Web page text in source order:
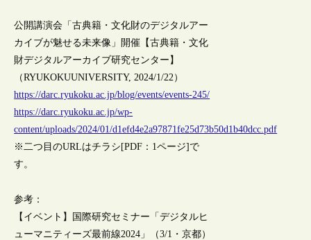
公開講演会「古典籍・文化財のデジタルアー
カイブが魅せる未来像」開催【古典籍・文化
財デジタルアーカイブ研究センター】
（RYUKOKUUNIVERSITY, 2024/1/22）
https://darc.ryukoku.ac.jp/blog/events/events-245/
https://darc.ryukoku.ac.jp/wp-
content/uploads/2024/01/d1efd4e2a97871fe25d73b50d1b40dcc.pdf
※二つ目のURLはチラシ[PDF：1ページ]で
す。
参考：
【イベント】国際研究セミナー「デジタルヒ
ューマニティーズ最前線2024」（3/1・京都）